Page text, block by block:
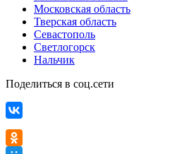
Московская область
Тверская область
Севастополь
Светлогорск
Нальчик
Поделиться в соц.сети